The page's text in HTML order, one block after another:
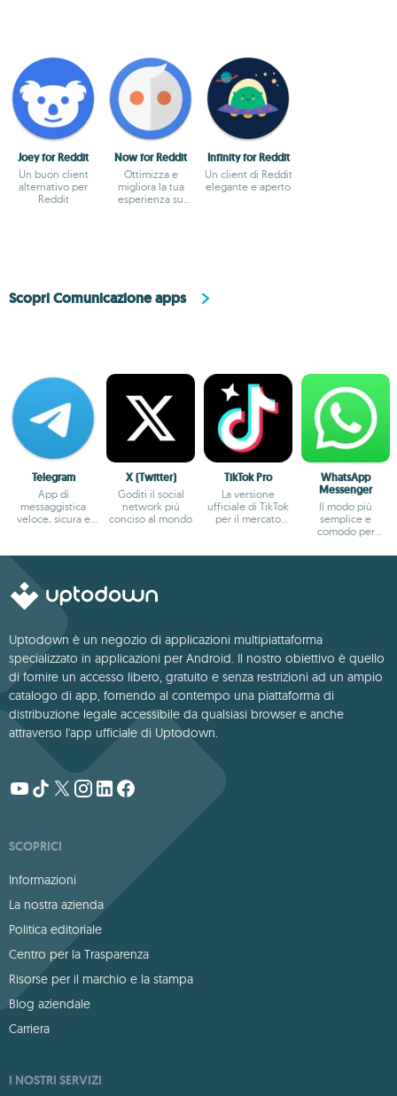
Joey for Reddit
Un buon client
alternativo per
Reddit
Now for Reddit
Ottimizza e
migliora la tua
esperienza su
Infinity for Reddit
Un client di Reddit
elegante e aperto
Scopri Comunicazione apps
Telegram
App di
messaggistica
veloce, sicura e
X (Twitter)
Goditi il social
network più
conciso al mondo
TikTok Pro
La versione
ufficiale di TikTok
per il mercato
WhatsApp
Messenger
Il modo più
semplice e
comodo per
amici
Uptodown è un negozio di applicazioni multipiattaforma
specializzato in applicazioni per Android. Il nostro obiettivo è quello
di fornire un accesso libero, gratuito e senza restrizioni ad un ampio
catalogo di app, fornendo al contempo una piattaforma di
distribuzione legale accessibile da qualsiasi browser e anche
attraverso l'app ufficiale di Uptodown.
SCOPRICI
Informazioni
La nostra azienda
Politica editoriale
Centro per la Trasparenza
Risorse per il marchio e la stampa
Blog aziendale
Carriera
I NOSTRI SERVIZI